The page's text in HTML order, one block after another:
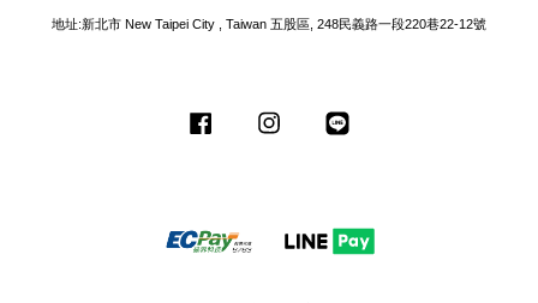
地址:新北市 New Taipei City , Taiwan 五股區, 248民義路一段220巷22-12號
Facebook Instagram